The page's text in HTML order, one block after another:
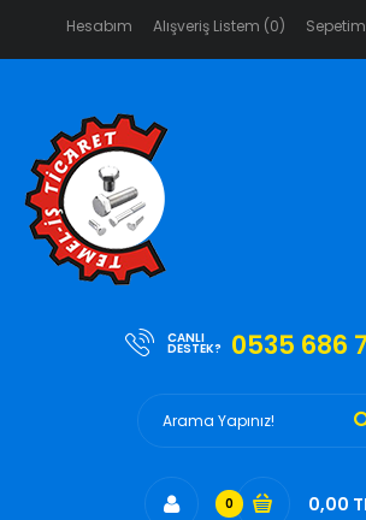
Hesabım Alışveriş Listem (0) Sepetim
CANLI
DESTEK? 0535 686
0 0,00